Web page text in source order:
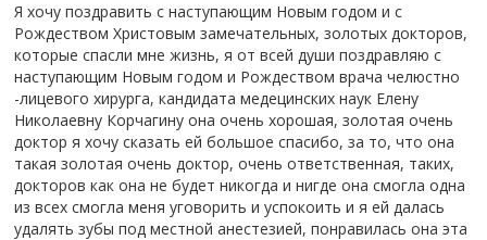
Я хочу поздравить с наступающим Новым годом и с
Рождеством Христовым замечательных, золотых докторов,
которые спасли мне жизнь, я от всей души поздравляю с
наступающим Новым годом и Рождеством врача челюстно
-лицевого хирурга, кандидата медецинских наук Елену
Николаевну Корчагину она очень хорошая, золотая очень
доктор я хочу сказать ей большое спасибо, за то, что она
такая золотая очень доктор, очень ответственная, таких,
докторов как она не будет никогда и нигде она смогла одна
из всех смогла меня уговорить и успокоить и я ей далась
удалять зубы под местной анестезией, понравилась она эта